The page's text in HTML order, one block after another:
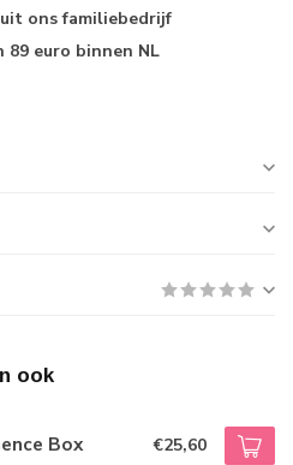
ons familiebedrijf
89 euro binnen NL
ook
Box €25,60